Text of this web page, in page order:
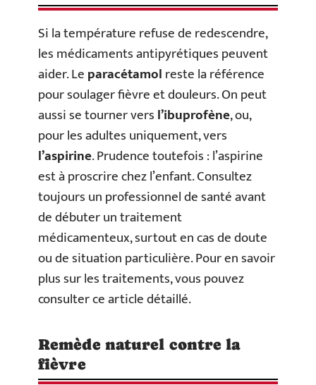
Si la température refuse de redescendre,
les médicaments antipyrétiques peuvent
aider. Leparacétamolreste la référence
pour soulager fièvre et douleurs. On peut
aussi se tourner versl’ibuprofène, ou,
pour les adultes uniquement, vers
l’aspirine. Prudence toutefois : l’aspirine
est à proscrire chez l’enfant. Consultez
toujours un professionnel de santé avant
de débuter un traitement
médicamenteux, surtout en cas de doute
ou de situation particulière. Pour en savoir
plus sur les traitements, vous pouvez
consulter ce article détaillé.
Remède naturel contre la
fièvre